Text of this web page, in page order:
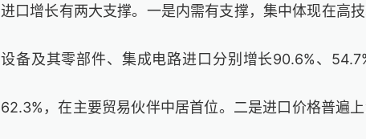
进口增长有两大支撑。一是内需有支撑，集中体现在高
设备及其零部件、集成电路进口分别增长90.6%、
62.3%，在主要贸易伙伴中居首位。二是进口价格普遍